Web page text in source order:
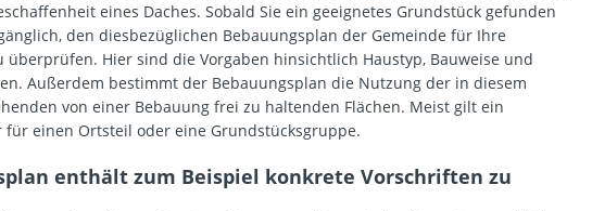
eines Daches. Sobald Sie ein geeignetes Grundstück gefunden
den diesbezüglichen Bebauungsplan der Gemeinde für Ihre
überprüfen. Hier sind die Vorgaben hinsichtlich Haustyp, Bauweise und
Außerdem bestimmt der Bebauungsplan die Nutzung der in diesem
von einer Bebauung frei zu haltenden Flächen. Meist gilt ein
für einen Ortsteil oder eine Grundstücksgruppe.
enthält zum Beispiel konkrete Vorschriften zu